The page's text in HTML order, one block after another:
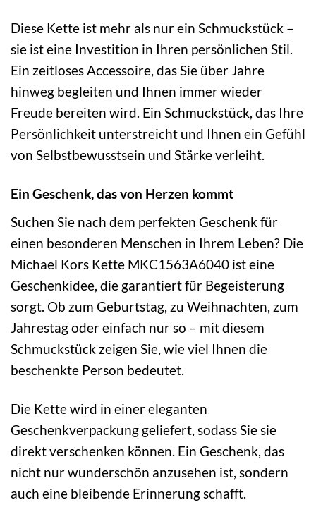
Diese Kette ist mehr als nur ein Schmuckstück –
sie ist eine Investition in Ihren persönlichen Stil.
Ein zeitloses Accessoire, das Sie über Jahre
hinweg begleiten und Ihnen immer wieder
Freude bereiten wird. Ein Schmuckstück, das Ihre
Persönlichkeit unterstreicht und Ihnen ein Gefühl
von Selbstbewusstsein und Stärke verleiht.
Ein Geschenk, das von Herzen kommt
Suchen Sie nach dem perfekten Geschenk für
einen besonderen Menschen in Ihrem Leben? Die
Michael Kors Kette MKC1563A6040 ist eine
Geschenkidee, die garantiert für Begeisterung
sorgt. Ob zum Geburtstag, zu Weihnachten, zum
Jahrestag oder einfach nur so – mit diesem
Schmuckstück zeigen Sie, wie viel Ihnen die
beschenkte Person bedeutet.
Die Kette wird in einer eleganten
Geschenkverpackung geliefert, sodass Sie sie
direkt verschenken können. Ein Geschenk, das
nicht nur wunderschön anzusehen ist, sondern
auch eine bleibende Erinnerung schafft.